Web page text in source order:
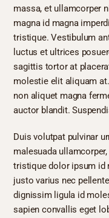
massa, et ullamcorper
magna id magna
tristique. Vestibulum
luctus et ultrices
sagittis tortor at
molestie elit aliquam
non aliquet magna
auctor blandit.
Duis volutpat pulvinar
malesuada
tristique dolor ipsum id
justo varius nec
dignissim ligula id
sapien convallis eget